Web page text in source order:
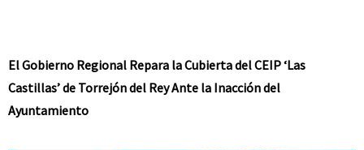
El Gobierno Regional Repara la Cubierta del CEIP ‘Las
Castillas’ de Torrejón del Rey Ante la Inacción del
Ayuntamiento